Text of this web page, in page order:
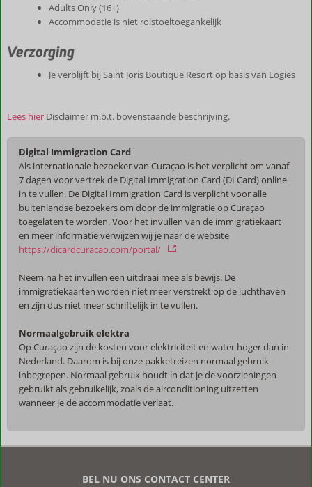
Adults Only (16+)
Accommodatie is niet rolstoeltoegankelijk
Verzorging
Je verblijft bij Saint Joris Boutique Resort op basis van Logies
Lees hier Disclaimer m.b.t. bovenstaande beschrijving.
Digital Immigration Card
Als internationale bezoeker van Curaçao is het verplicht om vanaf
7 dagen voor vertrek de Digital Immigration Card (DI Card) online
in te vullen. De Digital Immigration Card is verplicht voor alle
buitenlandse bezoekers om door de immigratie op Curaçao
toegelaten te worden. Voor het invullen van de immigratiekaart
en meer informatie verwijzen wij je naar de website
https://dicardcuracao.com/portal/
Neem na het invullen een uitdraai mee als bewijs. De
immigratiekaarten worden niet meer verstrekt op de luchthaven
en zijn dus niet meer schriftelijk in te vullen.
Normaalgebruik elektra
Op Curaçao zijn de kosten voor elektriciteit en water hoger dan in
Nederland. Daarom is bij onze pakketreizen normaal gebruik
inbegrepen. Normaal gebruik houdt in dat je de voorzieningen
gebruikt als gebruikelijk, zoals de airconditioning uitzetten
wanneer je de accommodatie verlaat.
BEL NU ONS CONTACT CENTER